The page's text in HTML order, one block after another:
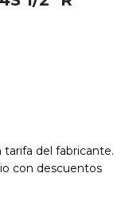
del fabricante.
con descuentos